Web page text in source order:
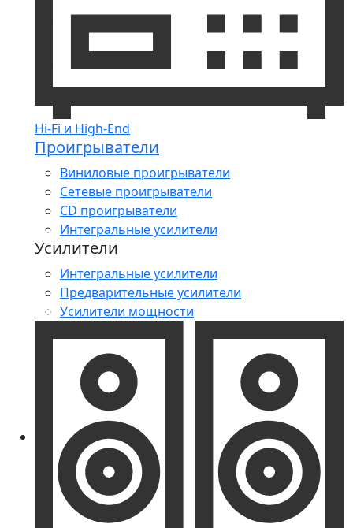
Hi-Fi и High-End
Проигрыватели
Виниловые проигрыватели
Сетевые проигрыватели
CD проигрыватели
Интегральные усилители
Усилители
Интегральные усилители
Предварительные усилители
Усилители мощности